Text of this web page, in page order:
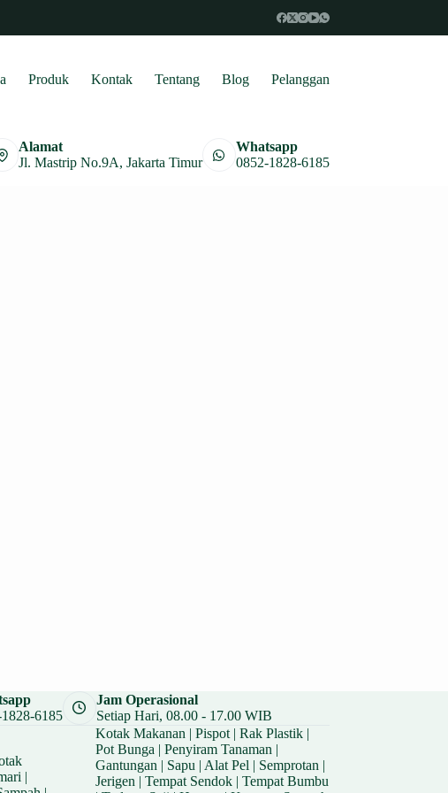
Produk Kontak Tentang Blog Pelanggan
Alamat
Jl. Mastrip No.9A, Jakarta Timur
Whatsapp
0852-1828-6185
6185
Jam Operasional
Setiap Hari, 08.00 - 17.00 WIB
|
Kotak Makanan | Pispot| Rak Plastik|
Pot Bunga | Penyiram Tanaman |
Gantungan | Sapu | Alat Pel | Semprotan |
Jerigen | Tempat Sendok| Tempat Bumbu